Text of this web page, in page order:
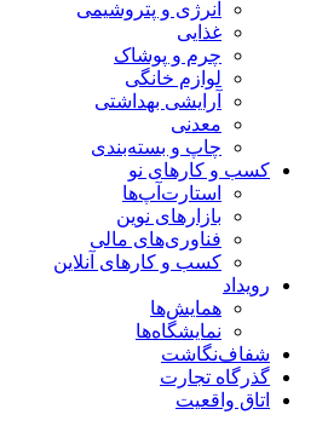
انرژی و پتروشیمی
غذایی
چرم و پوشاک
لوازم خانگی
آرایشی بهداشتی
معدنی
چاپ و بسته‌بندی
کسب و کارهای نو
استارت‌آپ‌ها
بازارهای نوین
فناوری‌های مالی
کسب و کارهای آنلاین
رویداد
همایش‌ها
نمایشگاه‌ها
شفاف‌نگاشت
گذرگاه تجارت
اتاق واقعیت